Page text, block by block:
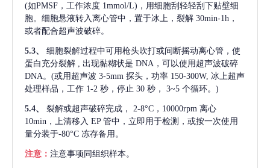
(如PMSF，工作浓度 1mmol/L)，用细胞刮轻轻刮下贴壁细
胞。细胞悬液转入离心管中，置于冰上，裂解 30min-1h，
或者配合超声波破碎。
5.3、
细胞裂解过程中可用枪头吹打或间断摇动离心管，使
蛋白充分裂解
, 出现黏糊状是 DNA，可以使用超声波破碎
DNA。(或用超声波 3-5mm 探头，功率 150-300W, 冰上超声
处理样品，工作 1-2 秒，停止 30 秒， 3~5 个循环。)
5.4、 裂解或超声破碎完成，
2-8°C，10000rpm 离心
10min，上清移入 EP 管中，立即用于检测，或按一次使用
量分装于-80°C 冻存备用。
注意： 注意事项同组织样本。